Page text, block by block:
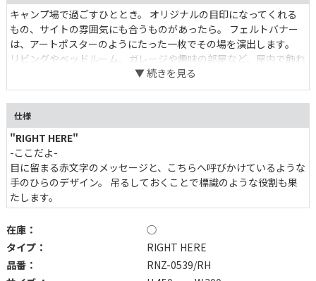
キャンプ場で過ごすひととき。 オリジナルの目印になってくれる
もの、サイトの雰囲気にも合うものがあったら。 フェルトバナー
は、アートポスターのようにたった一枚でその場を演出します。
リビングやベッドルーム、ガレージや趣味の部屋など、屋内で飾れ
ばまた違った一面が。 引っ掛けるだけとは言え、高さや角度、何
に掛けるか、どこで使うかで、それぞれの個性が出るのも面白い。
仕様
"RIGHT HERE"
-ここだよ-
目に留まる赤文字のメッセージと、こちらへ呼びかけているような
手のひらのデザイン。 吊るしておくことで標識のような役割も果
たします。
在庫：
◯
タイプ：
RIGHT HERE
品番：
RNZ-0539/RH